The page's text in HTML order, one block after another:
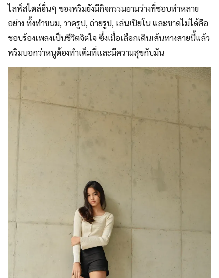
ไลฟ์สไตล์อื่นๆ ของพริมยังมีกิจกรรมยามว่างที่ชอบทำหลาย
อย่าง ทั้งทำขนม, วาดรูป, ถ่ายรูป, เล่นเปียโน และขาดไม่ได้คือ
ชอบร้องเพลงเป็นชีวิตจิตใจ ซึ่งเมื่อเลือกเดินเส้นทางสายนี้แล้ว
พริมบอกว่าหนูต้องทำเต็มที่และมีความสุขกับมัน